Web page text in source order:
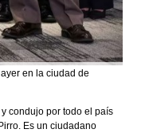
en la ciudad de
condujo por todo el país
Es un ciudadano